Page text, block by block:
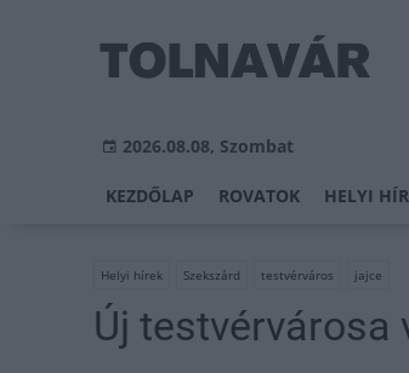
2026.08.08, Szombat
KEZDŐLAP ROVATOK HELYI
Helyi hírek Szekszárd testvérváros jajce
Új testvérvárosa